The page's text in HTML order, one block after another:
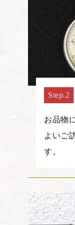
お品物
よいご
す。